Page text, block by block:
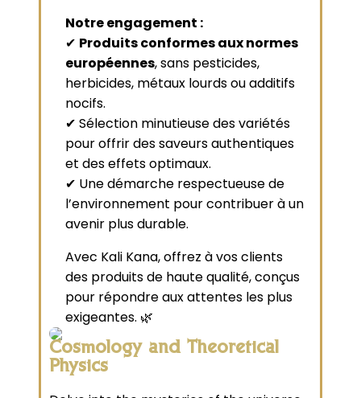
Notre engagement :
✔ Produits conformes aux normes
européennes, sans pesticides,
herbicides, métaux lourds ou additifs
nocifs.
✔ Sélection minutieuse des variétés
pour offrir des saveurs authentiques
et des effets optimaux.
✔ Une démarche respectueuse de
l’environnement pour contribuer à un
avenir plus durable.
Avec Kali Kana, offrez à vos clients
des produits de haute qualité, conçus
pour répondre aux attentes les plus
exigeantes. 🌿
Cosmology and Theoretical
Physics